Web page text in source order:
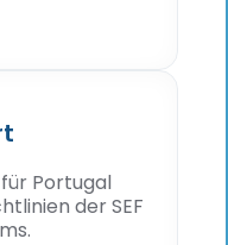
Portugal
der SEF